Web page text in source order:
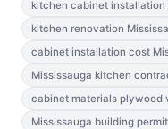
kitchen cabinet installation
kitchen renovation
cabinet installation cost
Mississauga kitchen
cabinet materials plywood
Mississauga building